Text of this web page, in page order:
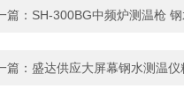
篇： SH-300BG中频炉测温枪
篇： 盛达供应大屏幕钢水测温